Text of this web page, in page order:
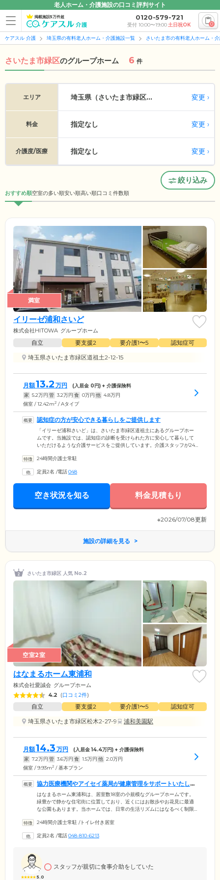
老人ホーム・介護施設の口コミ評判サイト
掲載施設5万件超 0120-579-721
受付 10:00〜19:00土日祝OK 0
ケアスル 介護 埼玉県の有料老人ホーム・介護施設一覧 さいたま市の有料老人ホーム・
さいたま市緑区のグループホーム 6 件
エリア 埼玉県（さいたま市緑区... 変更
料金 指定なし 変更
介護度/医療 指定なし 変更
絞り込み
おすすめ順空室の多い順安い順高い順口コミ件数順
満室
イリーゼ浦和さいど
株式会社HITOWA グループホーム
自立 要支援2 要介護1〜5
認知症可
埼玉県さいたま市緑区道祖土2-12-15
月額13.2 万円 (入居金 0円) + 介護保険料
家 5.2万円 管 3.2万円 食 0万円 他 4.8万円
個室 / 12.42m2 / Aタイプ
認知症の方が安心できる暮らしをご提供します
「イリーゼ浦和さいど」は、さいたま市緑区道祖土にあるグループホー
ムです。当施設では、認知症の診断を受けられた方に安心して暮らして
いただけるような介護サービスをご提供しています。介護スタッフが24
ないときは、協力医療機関への送迎も可能です。共用スペースには食堂
いただけます。当施設へのアクセスは、JR「北浦和」駅からバスにお乗
りいただき、「教育センター前」バス停で下車後、徒歩2分です。
24時間介護士常駐
定員2名 /電話048
空き状況を知る 料金見積もり
※2026/07/08更新
施設の詳細を見る
さいたま市緑区 人気 No.2
空室2室
はなまるホーム東浦和
株式会社愛誠会 グループホーム
4.2 (口コミ2件)
自立 要支援2 要介護1〜5
認知症可
埼玉県さいたま市緑区松木2-27-9
浦和美園駅
月額14.3 万円 (入居金14.4万円) + 介護保険料
家 7.2万円 管 3.6万円 食 1.5万円 他 2.0万円
個室 / 9.93m2 / 基本プラン
協力医療機関やアイセイ薬局が健康管理をサポートいたしま
す
はなまるホーム東浦和は、居室数18室の小規模なグループホームです。
緑豊かで静かな住宅街に位置しており、近くにはお散歩やお花見に最適
な公園もあります。当ホームでは、日常の生活リズムにはなるべく制限
作るよう心がけています。医療体制も整っており、協力医療機関の医師
剤師がお薬の調剤をいたします。認知症をお持ちの方が、少人数で家事
24時間介護士常駐 /トイレ付き居室
定員2名 /電話048-810-6213
5.0
スタッフが親切に食事介助をしていた